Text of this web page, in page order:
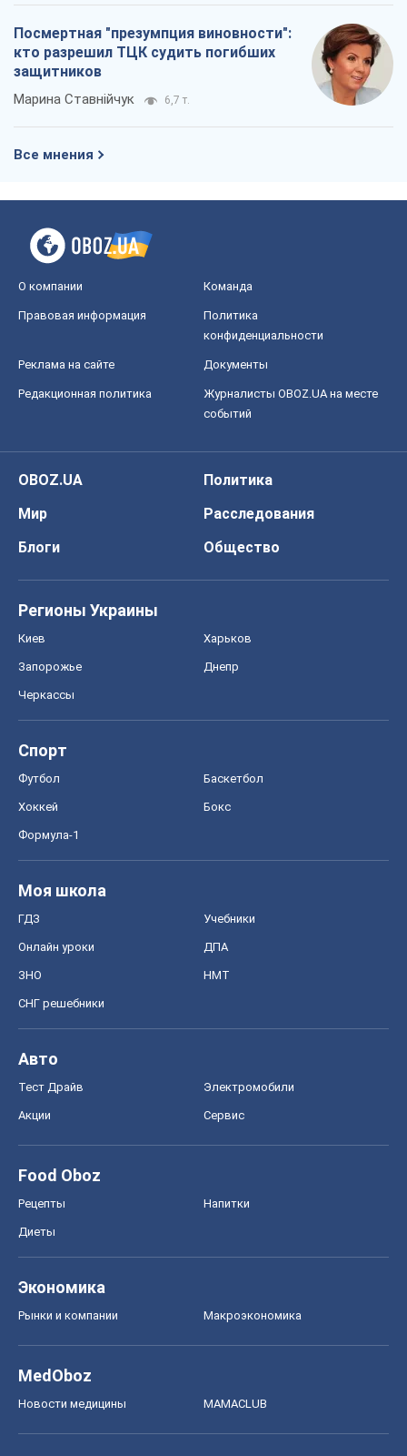
Посмертная "презумпция виновности":
кто разрешил ТЦК судить погибших
защитников
Марина Ставнійчук 6,7 т.
Все мнения
О компании Команда
Правовая информация
Политика
конфиденциальности
Реклама на сайте Документы
Редакционная политика
Журналисты OBOZ.UA на месте
событий
OBOZ.UA
Политика
Мир
Расследования
Блоги
Общество
Регионы Украины
Киев Харьков
Запорожье Днепр
Черкассы
Спорт
Футбол Баскетбол
Хоккей Бокс
Формула-1
Моя школа
ГДЗ Учебники
Онлайн уроки ДПА
ЗНО НМТ
СНГ решебники
Авто
Тест Драйв Электромобили
Акции Сервис
Food Oboz
Рецепты Напитки
Диеты
Экономика
Рынки и компании Mакроэкономика
MedOboz
Новости медицины MAMACLUB